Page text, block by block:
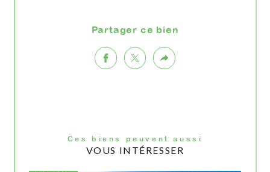
Partager ce bien
Ces biens peuvent aussi
VOUS INTÉRESSER